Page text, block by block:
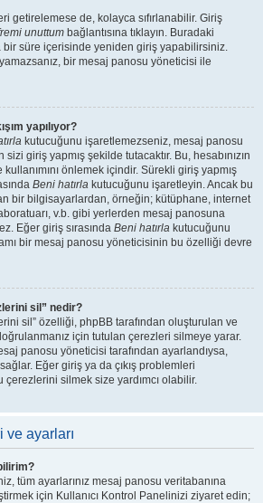
getirelemese de, kolayca sıfırlanabilir. Giriş
unuttum bağlantısına tıklayın. Buradaki
bir süre içerisinde yeniden giriş yapabilirsiniz.
bir mesaj panosu yöneticisi ile
yapılıyor?
kutucuğunu işaretlemezseniz, mesaj panosu
giriş yapmış şekilde tutacaktır. Bu, hesabınızın
önlemek içindir. Sürekli giriş yapmış
Beni hatırla kutucuğunu işaretleyin. Ancak bu
bir bilgisayarlardan, örneğin; kütüphane, internet
v.b. gibi yerlerden mesaj panosuna
Eğer giriş sırasında Beni hatırla kutucuğunu
bir mesaj panosu yöneticisinin bu özelliği devre
sil” nedir?
sil” özelliği, phpBB tarafından oluşturulan ve
için tutulan çerezleri silmeye yarar.
panosu yöneticisi tarafından ayarlandıysa,
Eğer giriş ya da çıkış problemleri
çerezlerini silmek size yardımcı olabilir.
ve ayarları
tüm ayarlarınız mesaj panosu veritabanına
için Kullanıcı Kontrol Panelinizi ziyaret edin;